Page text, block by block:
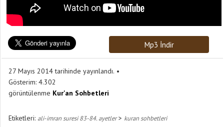
Mp3 İndir
27 Mayıs 2014 tarihinde yayınlandı.
Gösterim: 4.302
görüntülenme Kur'an Sohbetleri
Etiketleri: ali-imran suresi 83-84. ayetler> kuran sohbetleri